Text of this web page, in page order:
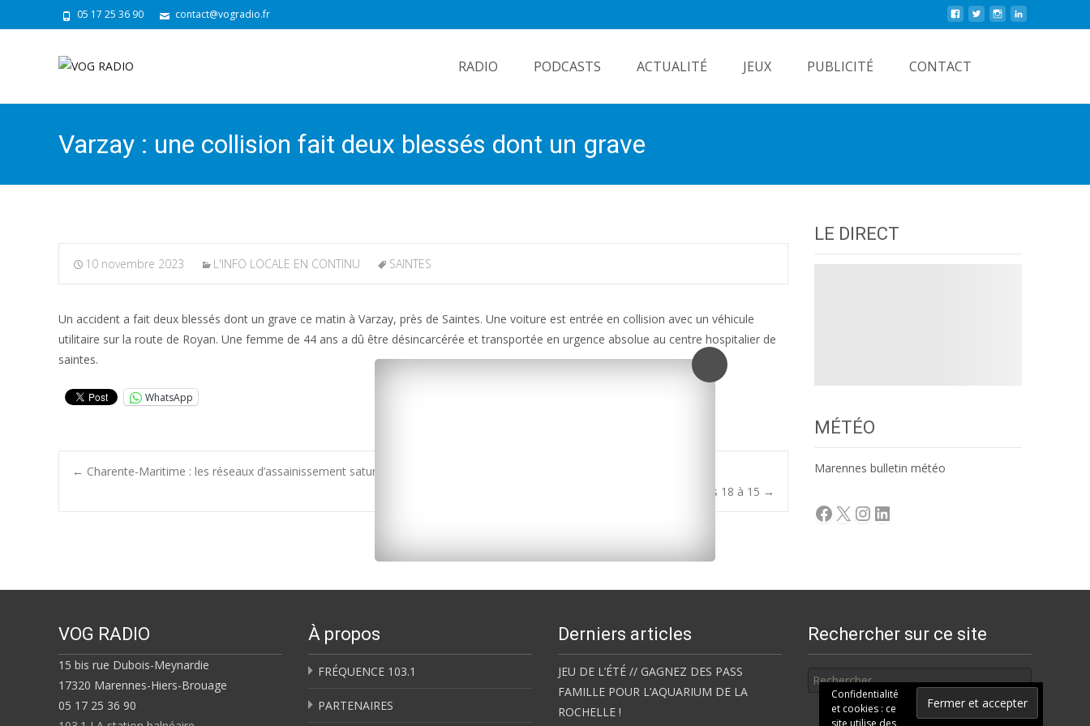
05 17 25 36 90 contact@vogradio.fr
RADIO PODCASTS ACTUALITÉ JEUX PUBLICITÉ CONTACT
Varzay : une collision fait deux blessés dont un grave
10 novembre 2023 L'INFO LOCALE EN CONTINU SAINTES
Un accident a fait deux blessés dont un grave ce matin à Varzay, près de Saintes. Une voiture est entrée en collision avec un véhicule
utilitaire sur la route de Royan. Une femme de 44 ans a dû être désincarcérée et transportée en urgence absolue au centre hospitalier de
saintes.
WhatsApp
Post
← Charente-Maritime : les réseaux d’assainissement saturés dans plusieurs communes
Rugby / Top 14 : La Rochelle bat Bayonne in extremis 18 à 15 →
LE DIRECT
MÉTÉO
Marennes bulletin météo
Facebook
X Instagram
LinkedIn
VOG RADIO
15 bis rue Dubois-Meynardie
17320 Marennes-Hiers-Brouage
05 17 25 36 90
À propos
FRÉQUENCE 103.1
PARTENAIRES
Derniers articles
JEU DE L’ÉTÉ // GAGNEZ DES PASS
FAMILLE POUR L’AQUARIUM DE LA
ROCHELLE !
Rechercher sur ce site
Confidentialité
et cookies : ce
site utilise des